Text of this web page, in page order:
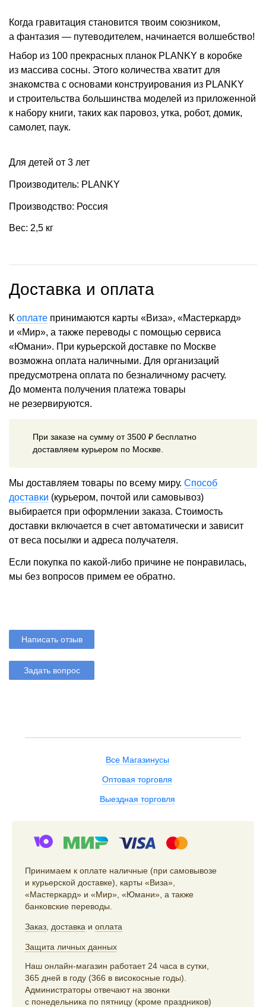
Когда гравитация становится твоим союзником,
а фантазия — путеводителем, начинается волшебство!
Набор из 100 прекрасных планок PLANKY в коробке
из массива сосны. Этого количества хватит для
знакомства с основами конструирования из PLANKY
и строительства большинства моделей из приложенной
к набору книги, таких как паровоз, утка, робот, домик,
самолет, паук.
Для детей от 3 лет
Производитель: PLANKY
Производство: Россия
Вес: 2,5 кг
Доставка и оплата
К оплате принимаются карты «Виза», «Мастеркард»
и «Мир», а также переводы с помощью сервиса
«Юмани». При курьерской доставке по Москве
возможна оплата наличными. Для организаций
предусмотрена оплата по безналичному расчету.
До момента получения платежа товары
не резервируются.
При заказе на сумму от 3500 ₽ бесплатно
доставляем курьером по Москве.
Мы доставляем товары по всему миру. Способ
доставки (курьером, почтой или самовывоз)
выбирается при оформлении заказа. Стоимость
доставки включается в счет автоматически и зависит
от веса посылки и адреса получателя.
Если покупка по какой-либо причине не понравилась,
мы без вопросов примем ее обратно.
Написать отзыв
Задать вопрос
Все Магазинусы
Оптовая торговля
Выездная торговля
Принимаем к оплате наличные (при самовывозе
и курьерской доставке), карты «Виза»,
«Мастеркард» и «Мир», «Юмани», а также
банковские переводы.
Заказ, доставка и оплата
Защита личных данных
Наш онлайн-магазин работает 24 часа в сутки,
365 дней в году (366 в високосные годы).
Администраторы отвечают на звонки
с понедельника по пятницу (кроме праздников)